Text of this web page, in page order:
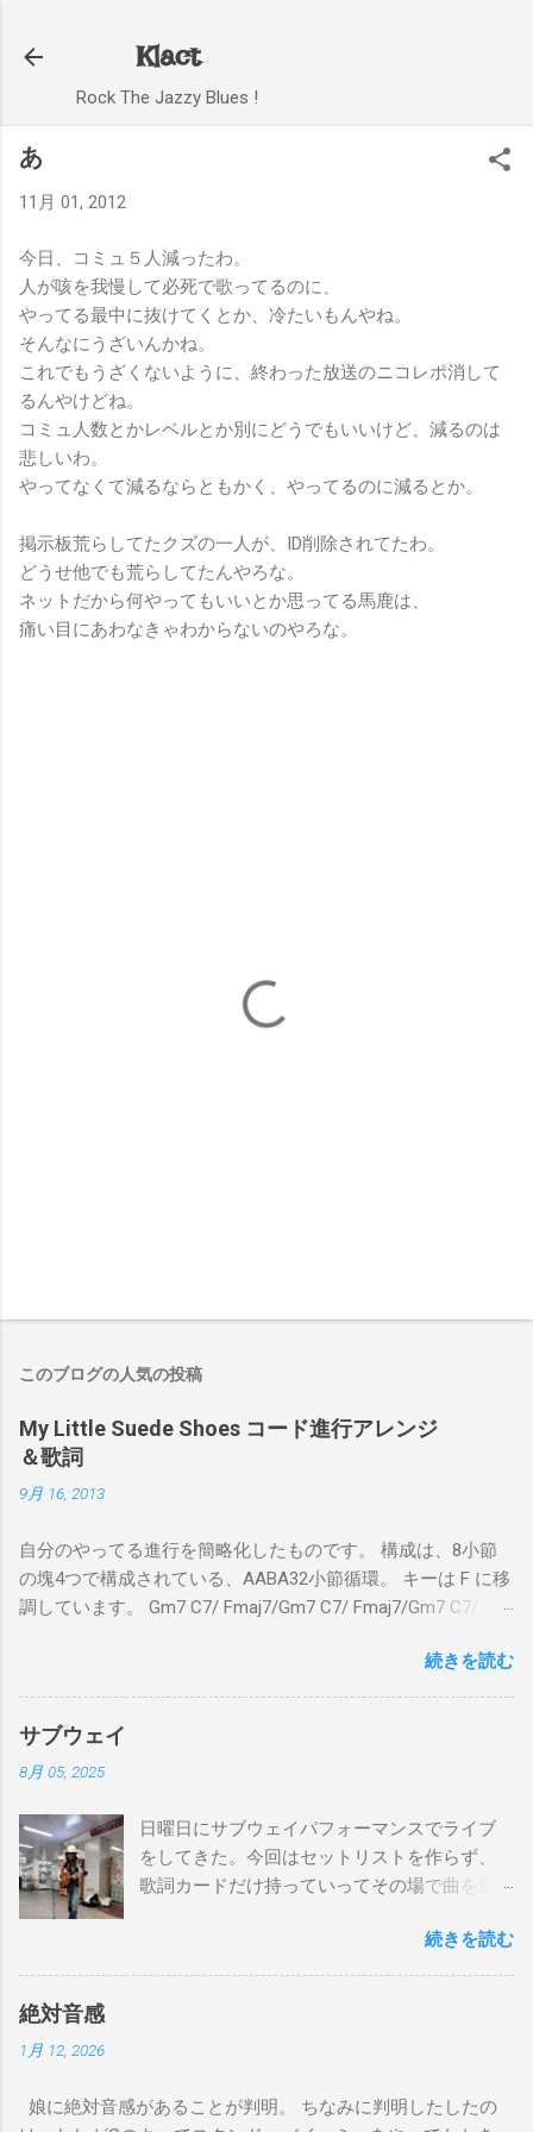
Klact
Rock The Jazzy Blues !
あ
11月 01, 2012
今日、コミュ５人減ったわ。
人が咳を我慢して必死で歌ってるのに、
やってる最中に抜けてくとか、冷たいもんやね。
そんなにうざいんかね。
これでもうざくないように、終わった放送のニコレポ消して
るんやけどね。
コミュ人数とかレベルとか別にどうでもいいけど、減るのは
悲しいわ。
やってなくて減るならともかく、やってるのに減るとか。
掲示板荒らしてたクズの一人が、ID削除されてたわ。
どうせ他でも荒らしてたんやろな。
ネットだから何やってもいいとか思ってる馬鹿は、
痛い目にあわなきゃわからないのやろな。
このブログの人気の投稿
My Little Suede Shoes コード進行アレンジ
＆歌詞
9月 16, 2013
自分のやってる進行を簡略化したものです。 構成は、8小節
の塊4つで構成されている、AABA32小節循環。 キーは F に移
調しています。 Gm7 C7/ Fmaj7/Gm7 C7/ Fmaj7/Gm7 C7/
Fmaj7/Gm7 C7/ Am7 D7/Gm7 C7/ Fmaj7/ Bbmaj7/Am7
Abm7/Gm7 C7/Fmaj7/Bbmaj7/Am7 Abm7/Gm7 C7/Fmaj7/
Gm7 C7/ Fmaj7/Gm7 C7/ Fmaj7/Gm7 C7/ Am7 D7/Gm7 C7/
Fmaj7/ Gm7 C7 Fmaj7 僕のスエードシューズ Gm7
C7 Fmaj7 黒いスエードシューズ Gm7 C7 Am
のも一緒さ Gm7 C7 Fmaj7 僕のスウェードシューズ
Gm7 C7 Fmaj7 先の尖ったシューズ Gm7 C7
Am7 とてもカッコいいのさ D7 Gm7 C7 Fmaj7 いつも気分
最高 Bbmaj7 Am7 Abm7 こい...
続きを読む
サブウェイ
8月 05, 2025
日曜日にサブウェイパフォーマンスでライブ
をしてきた。今回はセットリストを作らず、
歌詞カードだけ持っていってその場で曲を選
をやった。でも、曲選びにかなりの時間を使
ったし、ライブの流れを良くするためにもセ
す。是非お越しください。 A change is gonna
続きを読む
絶対音感
1月 12, 2026
娘に絶対音感があることが判明。 ちなみに判明したしたの